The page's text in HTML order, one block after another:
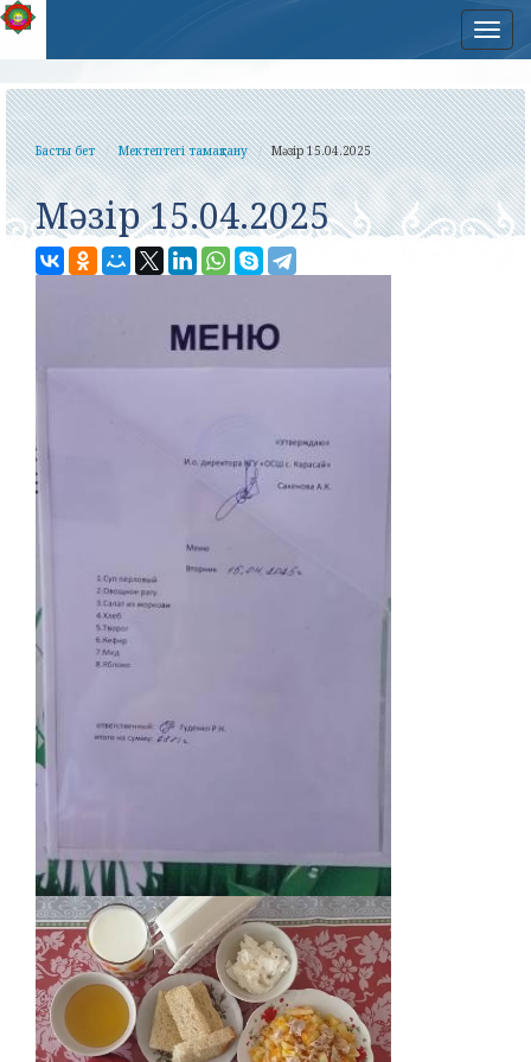
Басты бет Мектептегі тамақтану Мәзір 15.04.2025
Мәзір 15.04.2025